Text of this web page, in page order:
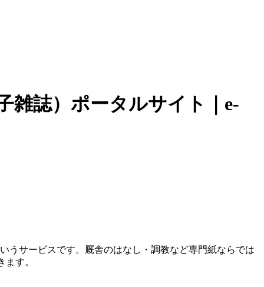
雑誌）ポータルサイト｜e-
うサービスです。厩舎のはなし・調教など専門紙ならでは
す。